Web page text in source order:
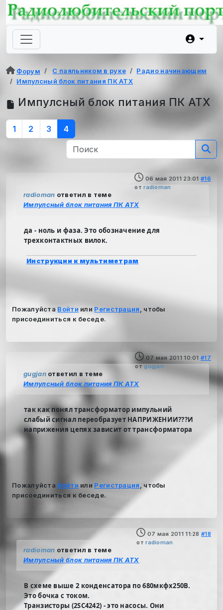
Форум С паяльником в руке
Радио начинающим
Импулсный блок питания ПК ATX
Импулсный блок питания ПК ATX
1 2 3 4
06 мая 2011 23:01 #16
отradioman
radioman ответил в теме
Импулсный блок питания ПК ATX
да - ноль и фаза. Это обозначение для
трехконтактных вилок.
Инструкции к мультиметрам
Пожалуйста Войти или Регистрация
, чтобы
присоединиться к беседе.
07 мая 2011 10:01 #17
отgugjan
gugjanответил в теме
Импулсный блок питания ПК ATX
так как понял трансформатор импульний
слабый сигнал переобразует НАПРИЖЕНИИ???И
наприжения цепях зависит от трансформатора
Пожалуйста Войти или Регистрация
, чтобы
присоединиться к беседе.
07 мая 2011 11:28 #18
отradioman
radioman ответил в теме
Импулсный блок питания ПК ATX
В схеме выше 2 конденсатора по 680мкфх250В.
Это бочка с током.
Транзисторы (2SC4242) - это насосы. Они